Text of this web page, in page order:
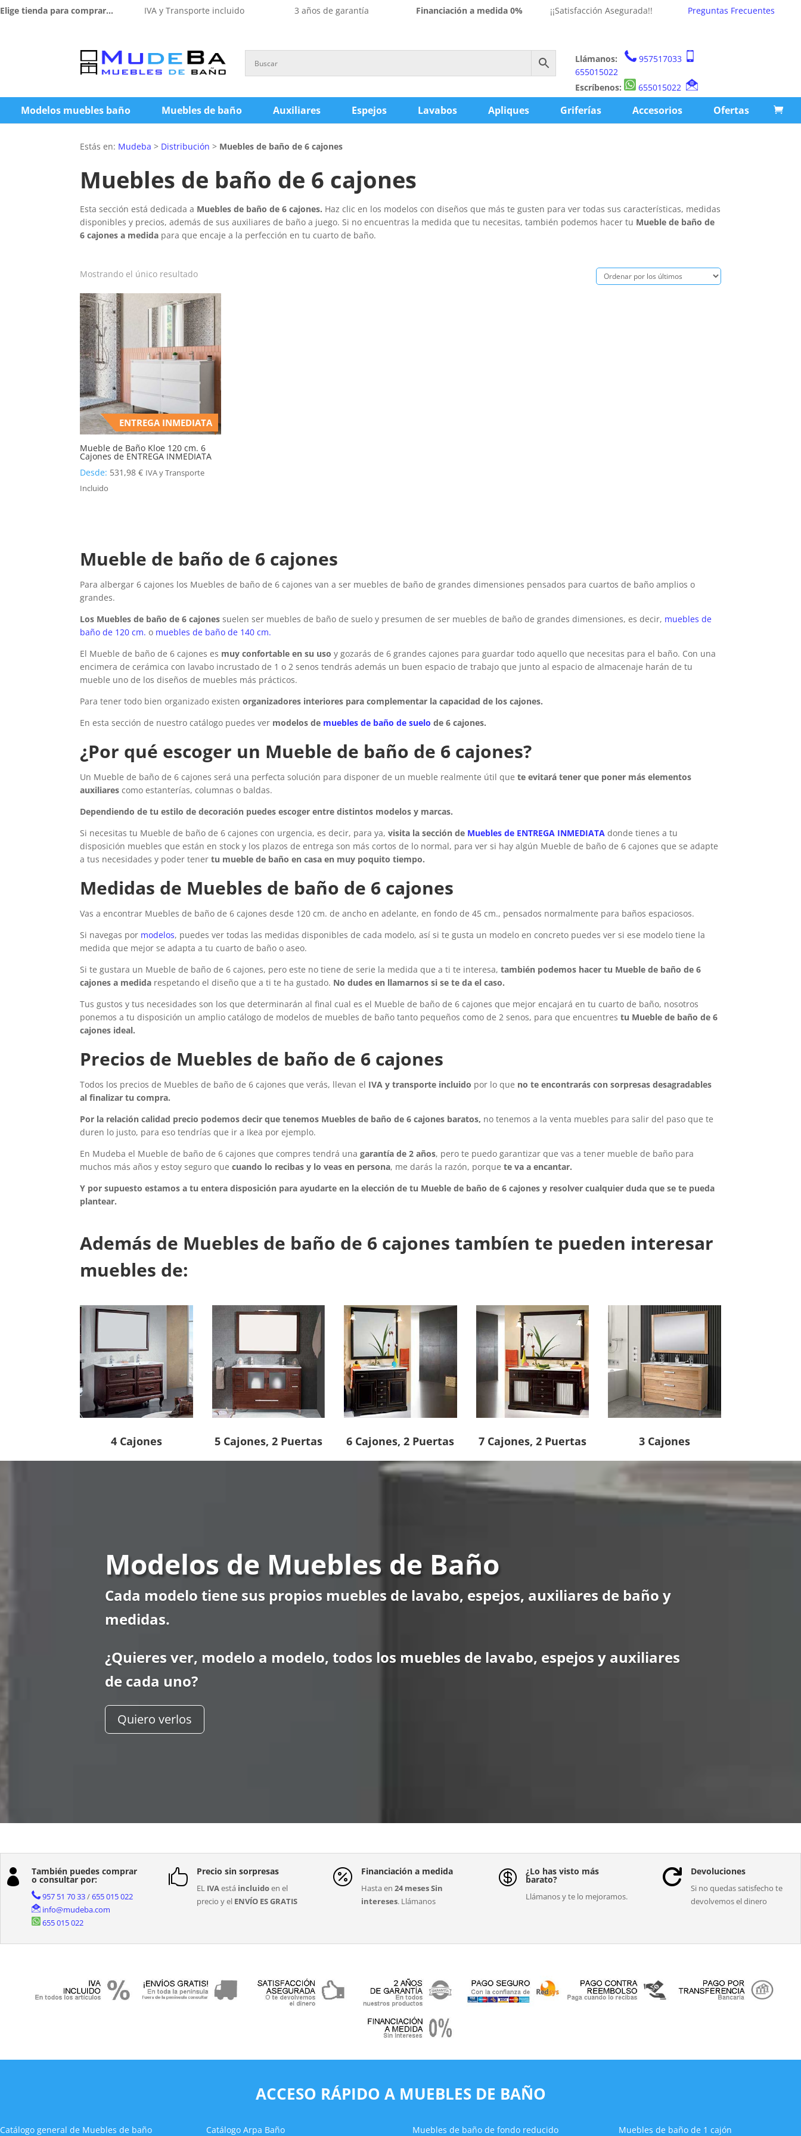
Elige tienda para comprar... IVA y Transporte incluido 3 años de garantía Financiación a medida 0% ¡¡Satisfacción Asegurada!! Preguntas Frecuentes
Llámanos:
957517033
655015022
Escríbenos:
655015022
Modelos muebles baño Muebles de baño Auxiliares Espejos Lavabos Apliques Griferías Accesorios Ofertas
Estás en: Mudeba > Distribución > Muebles de baño de 6 cajones
Muebles de baño de 6 cajones
Esta sección está dedicada a Muebles de baño de 6 cajones. Haz clic en los modelos con diseños que más te gusten para ver todas sus características, medidas
disponibles y precios, además de sus auxiliares de baño a juego. Si no encuentras la medida que tu necesitas, también podemos hacer tu Mueble de baño de
6 cajones a medida para que encaje a la perfección en tu cuarto de baño.
Mostrando el único resultado
ENTREGA INMEDIATA
Mueble de Baño Kloe 120 cm. 6
Cajones de ENTREGA INMEDIATA
Desde: 531,98€ IVA y Transporte
Incluido
Mueble de baño de 6 cajones
Para albergar 6 cajones los Muebles de baño de 6 cajones van a ser muebles de baño de grandes dimensiones pensados para cuartos de baño amplios o
grandes.
Los Muebles de baño de 6 cajonessuelen ser muebles de baño de suelo y presumen de ser muebles de baño de grandes dimensiones, es decir, muebles de
baño de 120 cm. o muebles de baño de 140 cm.
El Mueble de baño de 6 cajones es muy confortable en su uso y gozarás de 6 grandes cajones para guardar todo aquello que necesitas para el baño. Con una
encimera de cerámica con lavabo incrustado de 1 o 2 senos tendrás además un buen espacio de trabajo que junto al espacio de almacenaje harán de tu
mueble uno de los diseños de muebles más prácticos.
Para tener todo bien organizado existen organizadores interiores para complementar la capacidad de los cajones.
En esta sección de nuestro catálogo puedes ver modelos de muebles de baño de suelo de 6 cajones.
¿Por qué escoger un Mueble de baño de 6 cajones?
Un Mueble de baño de 6 cajones será una perfecta solución para disponer de un mueble realmente útil quete evitará tener que poner más elementos
auxiliarescomo estanterías, columnas o baldas.
Dependiendo de tu estilo de decoración puedes escoger entre distintos modelos y marcas.
Si necesitas tu Mueble de baño de 6 cajones con urgencia, es decir, para ya,visita la sección de Muebles de ENTREGA INMEDIATA donde tienes a tu
disposición muebles que están en stock y los plazos de entrega son más cortos de lo normal, para ver si hay algún Mueble de baño de 6 cajones que se adapte
a tus necesidades y poder tenertu mueble de baño en casa en muy poquito tiempo.
Medidas de Muebles de baño de 6 cajones
Vas a encontrar Muebles de baño de 6 cajones desde 120 cm. de ancho en adelante, en fondo de 45 cm., pensados normalmente para baños espaciosos.
Si navegas por modelos, puedes ver todas las medidas disponibles de cada modelo, así si te gusta un modelo en concreto puedes ver si ese modelo tiene la
medida que mejor se adapta a tu cuarto de baño o aseo.
Si te gustara un Mueble de baño de 6 cajones, pero este no tiene de serie la medida que a ti te interesa,también podemos hacer tu Mueble de baño de 6
cajones a medida respetando el diseño que a ti te ha gustado. No dudes en llamarnos si se te da el caso.
Tus gustos y tus necesidades son los que determinarán al final cual es el Mueble de baño de 6 cajones que mejor encajará en tu cuarto de baño, nosotros
ponemos a tu disposición un amplio catálogo de modelos de muebles de baño tanto pequeños como de 2 senos, para que encuentrestu Mueble de baño de 6
cajones ideal.
Precios de Muebles de baño de 6 cajones
Todos los precios de Muebles de baño de 6 cajonesque verás, llevan el IVA y transporte incluido por lo que no te encontrarás con sorpresas desagradables
al finalizar tu compra.
Por la relación calidad precio podemos decir que tenemos Muebles de baño de 6 cajones baratos, no tenemos a la venta muebles para salir del paso que te
duren lo justo, para eso tendrías que ir a Ikea por ejemplo.
En Mudeba el Mueble de baño de 6 cajones que compres tendrá unagarantía de 2 años, pero te puedo garantizar que vas a tener mueble de baño para
muchos más años y estoy seguro quecuando lo recibas y lo veas en persona, me darás la razón, porquete va a encantar.
Y por supuesto estamos a tu entera disposición para ayudarte en la elección de tu Mueble de baño de 6 cajones y resolver cualquier duda que se te pueda
plantear.
Además de Muebles de baño de 6 cajones tambíen te pueden interesar
muebles de:
4 Cajones 5 Cajones, 2 Puertas 6 Cajones, 2 Puertas 7 Cajones, 2 Puertas 3 Cajones
Modelos de Muebles de Baño
Cada modelo tiene sus propios muebles de lavabo, espejos, auxiliares de baño y
medidas.
¿Quieres ver, modelo a modelo, todos los muebles de lavabo, espejos y auxiliares
de cada uno?
Quiero verlos
 También puedes comprar
o consultar por:
957 51 70 33/655 015 022
info@mudeba.com
655 015 022
 Precio sin sorpresas
EL IVAestá incluidoen el
precio y el ENVÍO ES GRATIS
 Financiación a medida
Hasta en 24 meses Sin
intereses. Llámanos
 ¿Lo has visto más
barato?
Llámanos y te lo mejoramos.
 Devoluciones
Si no quedas satisfecho te
devolvemos el dinero
ACCESO RÁPIDO A MUEBLES DE BAÑO
Catálogo general de Muebles de baño Catálogo Arpa Baño Muebles de baño de fondo reducido Muebles de baño de 1 cajón